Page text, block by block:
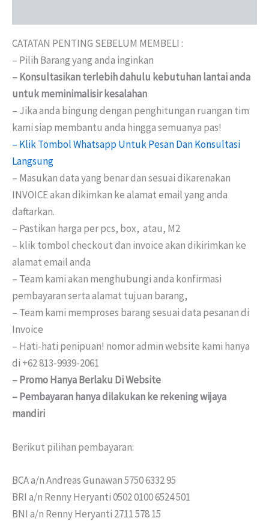
CATATAN PENTING SEBELUM MEMBELI :
– Pilih Barang yang anda inginkan
– Konsultasikan terlebih dahulu kebutuhan lantai anda
untuk meminimalisir kesalahan
– Jika anda bingung dengan penghitungan ruangan tim
kami siap membantu anda hingga semuanya pas!
– Klik Tombol Whatsapp Untuk Pesan Dan Konsultasi
Langsung
– Masukan data yang benar dan sesuai dikarenakan
INVOICE akan dikimkan ke alamat email yang anda
daftarkan.
– Pastikan harga per pcs, box, atau, M2
– klik tombol checkout dan invoice akan dikirimkan ke
alamat email anda
– Team kami akan menghubungi anda konfirmasi
pembayaran serta alamat tujuan barang,
– Team kami memproses barang sesuai data pesanan di
Invoice
– Hati-hati penipuan! nomor admin website kami hanya
di +62 813-9939-2061
– Promo Hanya Berlaku Di Website
– Pembayaran hanya dilakukan ke rekening wijaya
mandiri
Berikut pilihan pembayaran:
BCA a/n Andreas Gunawan 5750 6332 95
BRI a/n Renny Heryanti 0502 0100 6524 501
BNI a/n Renny Heryanti 2711 578 15